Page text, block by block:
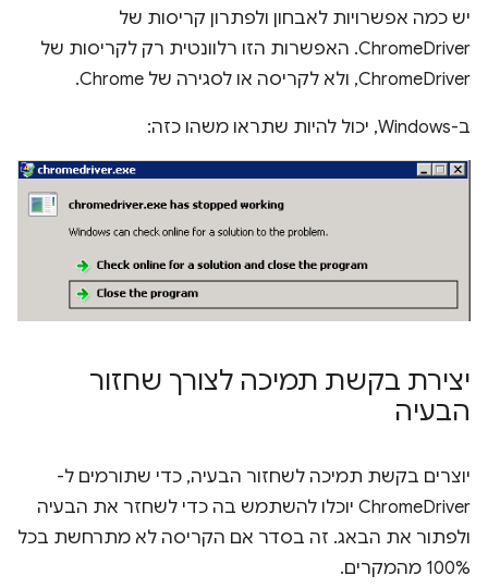
יש כמה אפשרויות לאבחון ולפתרון קריסות של
ChromeDriver. האפשרות הזו רלוונטית רק לקריסות של
ChromeDriver, ולא לקריסה או לסגירה של Chrome.
ב-Windows, יכול להיות שתראו משהו כזה:
יצירת בקשת תמיכה לצורך שחזור
הבעיה
יוצרים בקשת תמיכה לשחזור הבעיה, כדי שתורמים ל-
ChromeDriver יוכלו להשתמש בה כדי לשחזר את הבעיה
ולפתור את הבאג. זה בסדר אם הקריסה לא מתרחשת בכל
100% מהמקרים.